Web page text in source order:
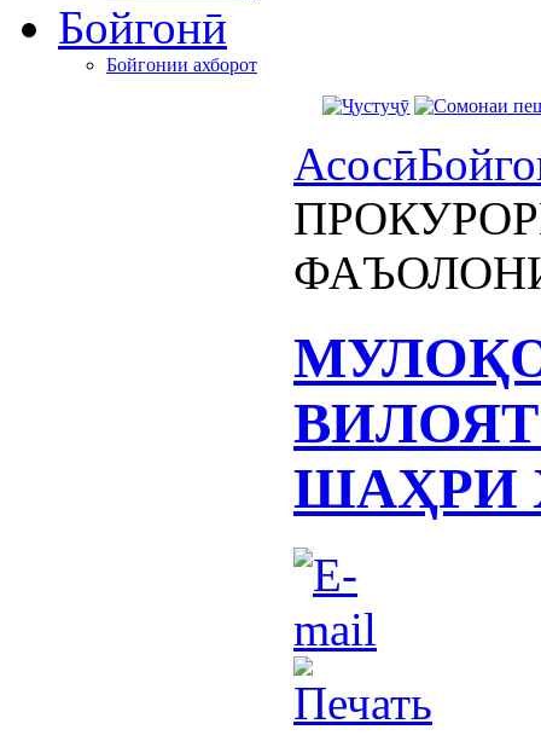
Бойгонӣ
Бойгонии ахборот
Асосӣ
ШАҲРИ